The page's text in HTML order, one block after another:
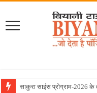
साकुरा साइंस प्रोग्राम-2026 के